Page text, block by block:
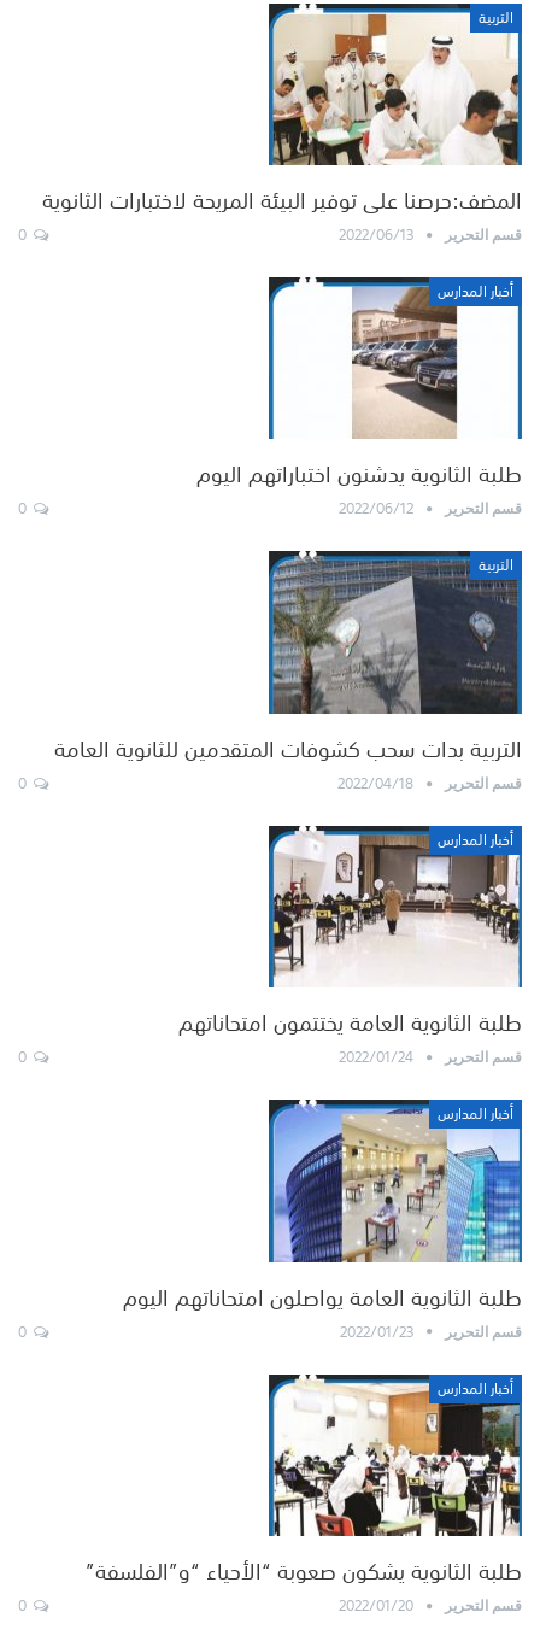
التربية
المضف:حرصنا على توفير البيئة المريحة لاختبارات الثانوية
قسم التحرير 2022/06/13
أخبار المدارس
طلبة الثانوية يدشنون اختباراتهم اليوم
قسم التحرير 2022/06/12
التربية
التربية بدات سحب كشوفات المتقدمين للثانوية العامة
قسم التحرير 2022/04/18
أخبار المدارس
طلبة الثانوية العامة يختتمون امتحاناتهم
قسم التحرير 2022/01/24
أخبار المدارس
طلبة الثانوية العامة يواصلون امتحاناتهم اليوم
قسم التحرير 2022/01/23
أخبار المدارس
طلبة الثانوية يشكون صعوبة “الأحياء “و”الفلسفة”
قسم التحرير 2022/01/20